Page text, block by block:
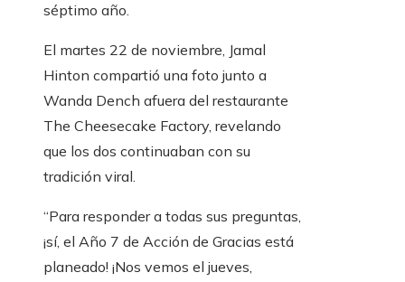
séptimo año.
El martes 22 de noviembre, Jamal
Hinton compartió una foto junto a
Wanda Dench afuera del restaurante
The Cheesecake Factory, revelando
que los dos continuaban con su
tradición viral.
“Para responder a todas sus preguntas,
¡sí, el Año 7 de Acción de Gracias está
planeado! ¡Nos vemos el jueves,